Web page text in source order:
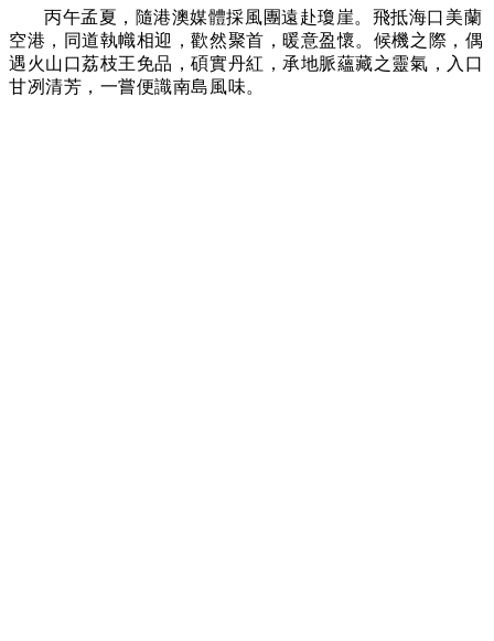
丙午孟夏，隨港澳媒體採風團遠赴瓊崖。飛抵海口美蘭
空港，同道執幟相迎，歡然聚首，暖意盈懷。候機之際，偶
遇火山口荔枝王免品，碩實丹紅，承地脈蘊藏之靈氣，入口
甘冽清芳，一嘗便識南島風味。